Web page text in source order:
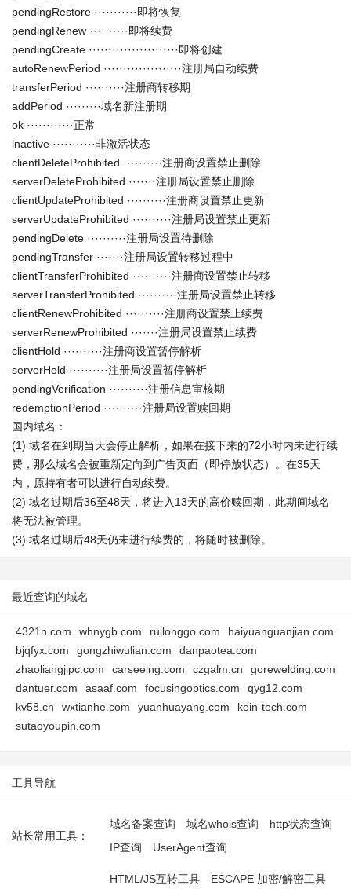
pendingRestore ···········即将恢复
pendingRenew ··········即将续费
pendingCreate ·······················即将创建
autoRenewPeriod ····················注册局自动续费
transferPeriod ··········注册商转移期
addPeriod ·········域名新注册期
ok ············正常
inactive ···········非激活状态
clientDeleteProhibited ··········注册商设置禁止删除
serverDeleteProhibited ·······注册局设置禁止删除
clientUpdateProhibited ··········注册商设置禁止更新
serverUpdateProhibited ··········注册局设置禁止更新
pendingDelete ··········注册局设置待删除
pendingTransfer ·······注册局设置转移过程中
clientTransferProhibited ··········注册商设置禁止转移
serverTransferProhibited ··········注册局设置禁止转移
clientRenewProhibited ··········注册商设置禁止续费
serverRenewProhibited ·······注册局设置禁止续费
clientHold ··········注册商设置暂停解析
serverHold ··········注册局设置暂停解析
pendingVerification ··········注册信息审核期
redemptionPeriod ··········注册局设置赎回期
国内域名：
(1) 域名在到期当天会停止解析，如果在接下来的72小时内未进行续
费，那么域名会被重新定向到广告页面（即停放状态）。在35天
内，原持有者可以进行自动续费。
(2) 域名过期后36至48天，将进入13天的高价赎回期，此期间域名
将无法被管理。
(3) 域名过期后48天仍未进行续费的，将随时被删除。
最近查询的域名
4321n.com whnygb.com ruilonggo.com
haiyuanguanjian.com
bjqfyx.com
gongzhiwulian.com
danpaotea.com
zhaoliangjipc.com
carseeing.com czgalm.cn
gorewelding.com
dantuer.com
asaaf.com focusingoptics.com
qyg12.com
kv58.cn
wxtianhe.com yuanhuayang.com
kein-tech.com
sutaoyoupin.com
工具导航
站长常用工具：
域名备案查询 域名whois查询
http状态查询
IP查询
UserAgent查询
HTML/JS互转工具 ESCAPE 加密/解密工具